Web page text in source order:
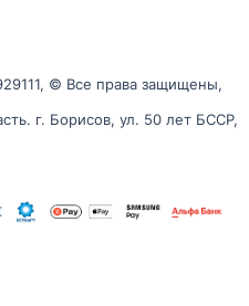
© Все права защищены,
г. Борисов, ул. 50 лет БССР,